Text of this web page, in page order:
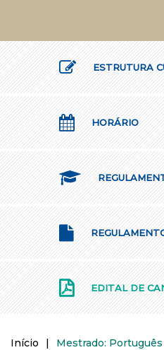
ESTRUTURA
HORÁRIO
EDITAL DE
Início |
Mestrado: